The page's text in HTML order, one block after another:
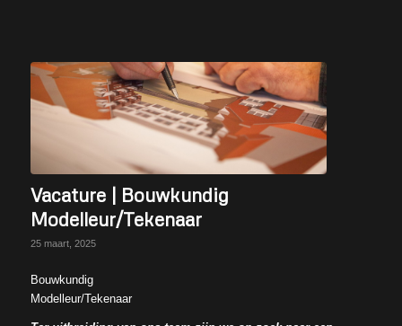
Vacature | Bouwkundig
Modelleur/Tekenaar
25 maart, 2025
Bouwkundig
Modelleur/Tekenaar